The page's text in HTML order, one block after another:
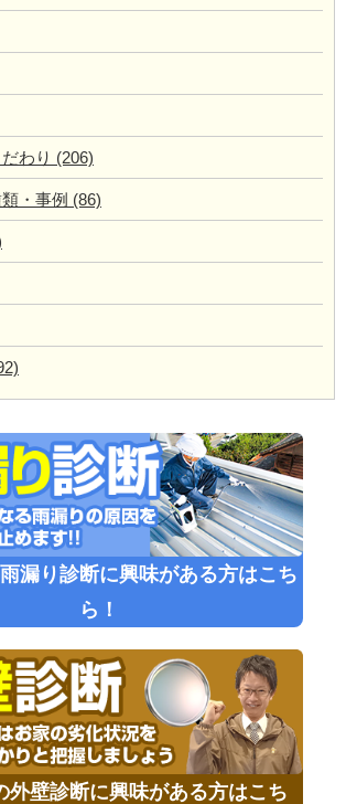
わり (206)
・事例 (86)
雨漏り診断に興味がある方はこち
ら！
外壁診断に興味がある方はこち